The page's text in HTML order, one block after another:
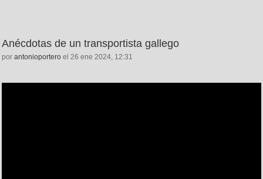
Anécdotas de un transportista gallego
por antonioportero el 26 ene 2024, 12:31